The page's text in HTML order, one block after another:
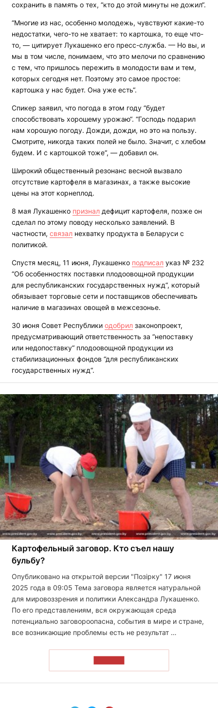
сохранить в память о тех, “кто до этой минуты не дожил“.
“Многие из нас, особенно молодежь, чувствуют какие-то
недостатки, чего-то не хватает: то картошка, то еще что-
то, — цитирует Лукашенко его пресс-служба. — Но вы, и
мы в том числе, понимаем, что это мелочи по сравнению
с тем, что пришлось пережить в молодости вам и тем,
которых сегодня нет. Поэтому это самое простое:
картошка у нас будет. Она уже есть“.
Спикер заявил, что погода в этом году “будет
способствовать хорошему урожаю“. “Господь подарил
нам хорошую погоду. Дожди, дожди, но это на пользу.
Смотрите, никогда таких полей не было. Значит, с хлебом
будем. И с картошкой тоже“, — добавил он.
Широкий общественный резонанс весной вызвало
отсутствие картофеля в магазинах, а также высокие
цены на этот корнеплод.
8 мая Лукашенко признал дефицит картофеля, позже он
сделал по этому поводу несколько заявлений. В
частности, связал нехватку продукта в Беларуси с
политикой.
Спустя месяц, 11 июня, Лукашенко подписал указ № 232
“Об особенностях поставки плодоовощной продукции
для республиканских государственных нужд“, который
обязывает торговые сети и поставщиков обеспечивать
наличие в магазинах овощей в межсезонье.
30 июня Совет Республики одобрил законопроект,
предусматривающий ответственность за “непоставку
или недопоставку“ плодоовощной продукции из
стабилизационных фондов “для республиканских
государственных нужд“.
Картофельный заговор. Кто съел нашу
бульбу?
Опубликовано на открытой версии "Позірку" 17 июня
2025 года в 09:05 Тема заговора является натуральной
для мировоззрения и политики Александра Лукашенко.
По его представлениям, вся окружающая среда
потенциально заговороопасна, события в мире и стране,
все возникающие проблемы есть не результат …